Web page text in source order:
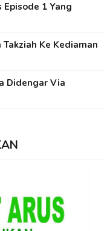
1 Yang
Ke Kediaman
Didengar Via